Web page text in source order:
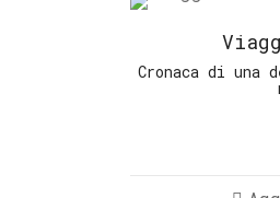
Cronaca di una